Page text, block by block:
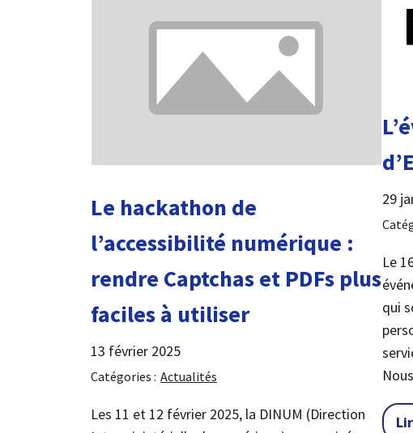
Le hackathon de
l’accessibilité numérique :
rendre Captchas et PDFs plus
faciles à utiliser
13 février 2025
Catégories : Actualités
Les 11 et 12 février 2025, la DINUM (Direction
29
Le
qui